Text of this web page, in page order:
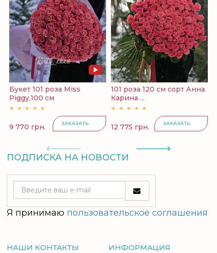
Букет 101 роза Miss
Piggy,100 см
9 770 грн. ЗАКАЗАТЬ
101 роза 120 cм сорт Анна
Карина ...
12 775 грн. ЗАКАЗАТЬ
ПОДПИСКА НА НОВОСТИ
Я принимаю пользовательское соглашения
НАШИ КОНТАКТЫ ИНФОРМАЦИЯ